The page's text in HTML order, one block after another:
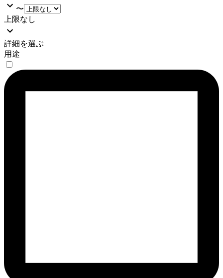
〜
上限なし
詳細を選ぶ
用途